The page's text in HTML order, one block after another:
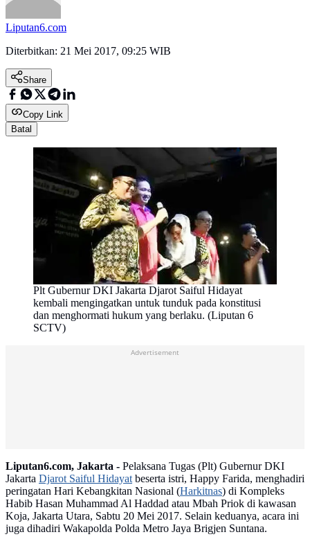
Liputan6.com
Diterbitkan: 21 Mei 2017, 09:25 WIB
Share
Copy Link
Batal
Plt Gubernur DKI Jakarta Djarot Saiful Hidayat
kembali mengingatkan untuk tunduk pada konstitusi
dan menghormati hukum yang berlaku. (Liputan 6
SCTV)
Advertisement
Liputan6.com, Jakarta - Pelaksana Tugas (Plt) Gubernur DKI
Jakarta Djarot Saiful Hidayatbeserta istri, Happy Farida, menghadiri
peringatan Hari Kebangkitan Nasional (Harkitnas) di Kompleks
Habib Hasan Muhammad Al Haddad atau Mbah Priok di kawasan
Koja, Jakarta Utara, Sabtu 20 Mei 2017. Selain keduanya, acara ini
juga dihadiri Wakapolda Polda Metro Jaya Brigjen Suntana.